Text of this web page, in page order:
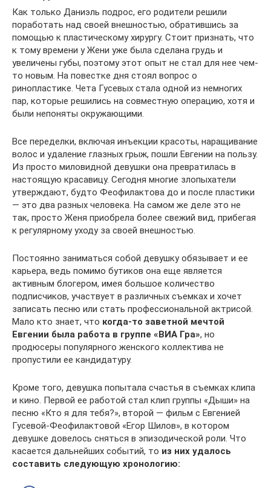
Как только Даниэль подрос, его родители решили
поработать над своей внешностью, обратившись за
помощью к пластическому хирургу. Стоит признать, что
к тому времени у Жени уже была сделана грудь и
увеличены губы, поэтому этот опыт не стал для нее чем-
то новым. На повестке дня стоял вопрос о
ринопластике. Чета Гусевых стала одной из немногих
пар, которые решились на совместную операцию, хотя и
были непоняты окружающими.
Все переделки, включая инъекции красоты, наращивание
волос и удаление глазных грыж, пошли Евгении на пользу.
Из просто миловидной девушки она превратилась в
настоящую красавицу. Сегодня многие злопыхатели
утверждают, будто Феофилактова до и после пластики
— это два разных человека. На самом же деле это не
так, просто Женя приобрела более свежий вид, прибегая
к регулярному уходу за своей внешностью.
Постоянно заниматься собой девушку обязывает и ее
карьера, ведь помимо бутиков она еще является
активным блогером, имея большое количество
подписчиков, участвует в различных съемках и хочет
записать песню или стать профессиональной актрисой.
Мало кто знает, что когда-то заветной мечтой
Евгении была работа в группе «ВИА Гра», но
продюсеры популярного женского коллектива не
пропустили ее кандидатуру.
Кроме того, девушка попытала счастья в съемках клипа
и кино. Первой ее работой стал клип группы «Дыши» на
песню «Кто я для тебя?», второй — фильм с Евгенией
Гусевой-Феофилактовой «Егор Шилов», в котором
девушке довелось сняться в эпизодической роли. Что
касается дальнейших событий, то из них удалось
составить следующую хронологию: